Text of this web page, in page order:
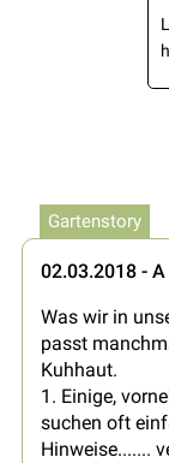
Gartenstory
02.03.2018 -
Was wir in
passt
Kuhhaut.
1. Einige,
suchen oft
Hinweise.......